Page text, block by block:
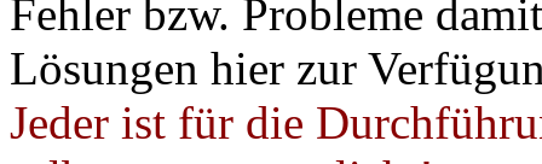
Fehler bzw. Probleme
Lösungen hier zur
Jeder ist für die